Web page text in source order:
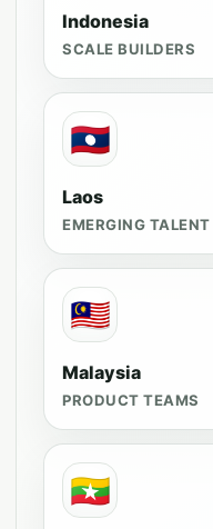
Indonesia
SCALE BUILDERS
🇱🇦
Laos
EMERGING TALENT
🇲🇾
Malaysia
PRODUCT TEAMS
🇲🇲